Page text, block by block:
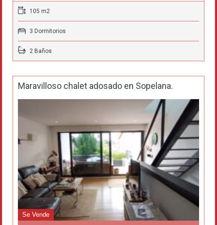
105 m2
3 Dormitorios
2 Baños
Maravilloso chalet adosado en Sopelana.
Se Vende